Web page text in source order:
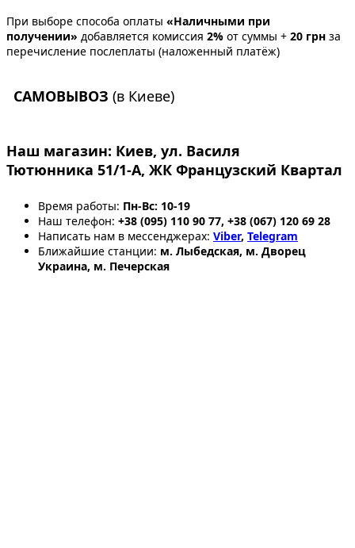
При выборе способа оплаты «Наличными при
получении» добавляется комиссия 2% от суммы + 20 грн за
перечисление послеплаты (наложенный платёж)
САМОВЫВОЗ (в Киеве)
Наш магазин: Киев, ул. Василя
Тютюнника 51/1-А, ЖК Французский Квартал
Время работы: Пн-Вс: 10-19
Наш телефон: +38 (095) 110 90 77, +38 (067) 120 69 28
Написать нам в мессенджерах: Viber, Telegram
Ближайшие станции: м. Лыбедская, м. Дворец
Украина, м. Печерская